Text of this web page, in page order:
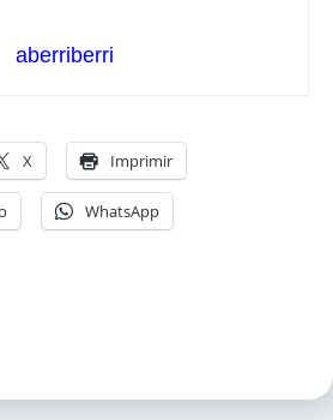
aberriberri
X Imprimir
WhatsApp